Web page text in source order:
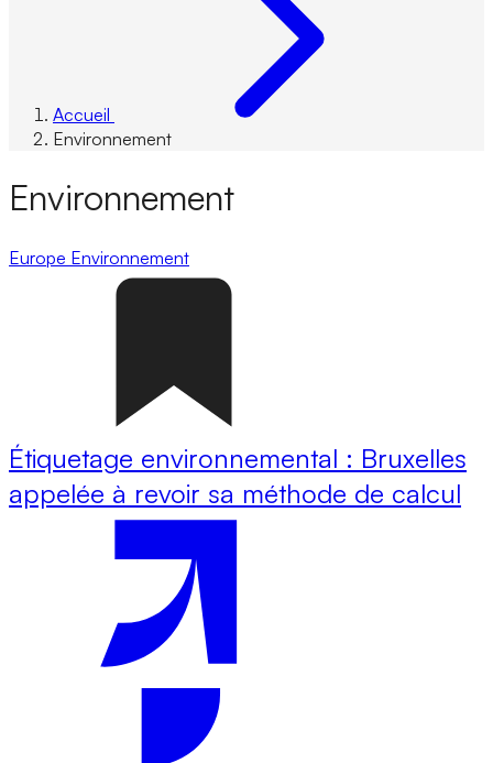
Accueil
Environnement
Environnement
Europe Environnement
Étiquetage environnemental : Bruxelles
appelée à revoir sa méthode de calcul